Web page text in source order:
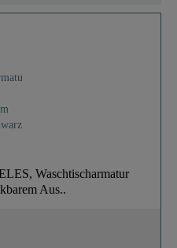
Waschtischarmatur
Aus..